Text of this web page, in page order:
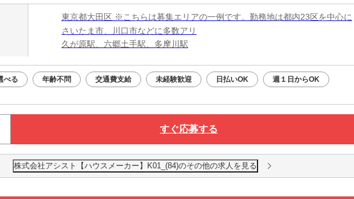
東京都大田区 ※こちらは募集エリアの一例です。勤務地は都内23区を中心に
さいたま市、川口市などに多数アリ
久が原駅、六郷土手駅、多摩川駅
べる 年齢不問 交通費支給 未経験歓迎 日払いOK 週１日からOK
すぐ応募する
株式会社アシスト【ハウスメーカー】K01_(84)のその他の求人を見る